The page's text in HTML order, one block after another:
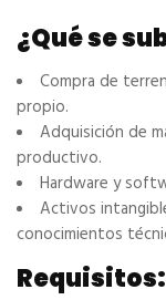
¿Qué se
Compra de
propio.
Adquisición de
productivo.
Hardware y
Activos
conocimientos
Requisitos: